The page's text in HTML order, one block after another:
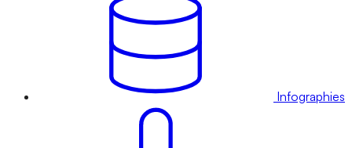
Infographies